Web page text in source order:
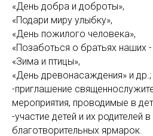
«День добра и доброты»,
«Подари миру улыбку»,
«День пожилого человека»,
«Позаботься о братьях наших
«Зима и птицы»,
«День древонасаждения» и др.;
-приглашение
мероприятия, проводимые в
-участие детей и их родителей
благотворительных ярмарок.